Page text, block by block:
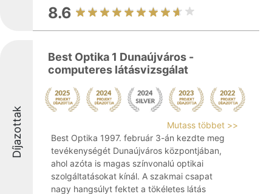
8.6
Díjazottak
Best Optika 1 Dunaújváros -
computeres látásvizsgálat
Mutass többet >>
Best Optika 1997. február 3-án kezdte meg
tevékenységét Dunaújváros központjában,
ahol azóta is magas színvonalú optikai
szolgáltatásokat kínál. A szakmai csapat
nagy hangsúlyt fektet a tökéletes látás